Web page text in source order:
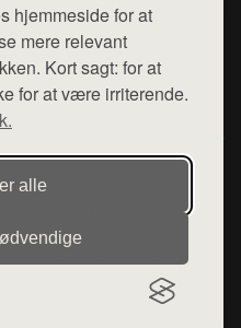
hjemmeside for at
mere relevant
Kort sagt: for at
for at være irriterende.
alle
Mail: hej@want.dk
Cookie- og privatlivspolitik
udgiver en række
forskellige produkter fra
varer fra denne side - vi
Vi har heller ikke